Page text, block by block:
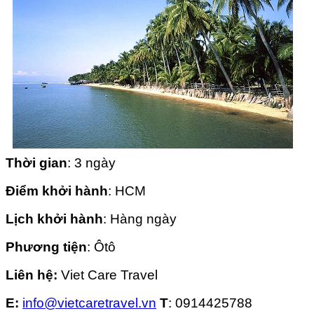
Thời gian: 3 ngày
Điểm khởi hành: HCM
Lịch khởi hành: Hàng ngày
Phương tiện: Ôtô
Liên hệ: Viet Care Travel
E: info@vietcaretravel.vn T: 0914425788